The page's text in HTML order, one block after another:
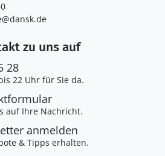
zu uns auf
28
22 Uhr für Sie da.
auf Ihre Nachricht.
anmelden
& Tipps erhalten.